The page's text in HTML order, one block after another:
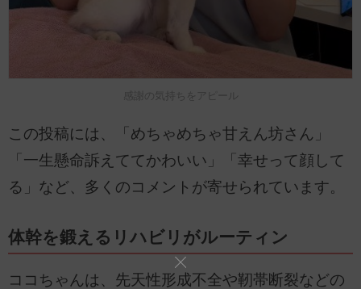
感謝の気持ちをアピール
この投稿には、「めちゃめちゃ甘えん坊さん」
「一生懸命訴えててかわいい」「幸せって顔して
る」など、多くのコメントが寄せられています。
体幹を鍛えるリハビリがルーティン
ココちゃんは、先天性形成不全や靭帯断裂などの